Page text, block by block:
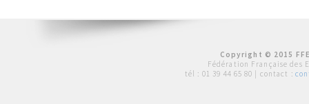
Copyright © 2015
Fédération Française des
tél : 01 39 44 65 80 | contact :